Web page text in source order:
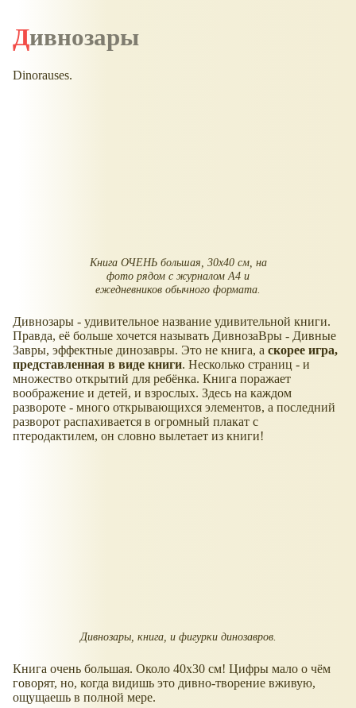
Дивнозары
Dinorauses.
Книга ОЧЕНЬ большая, 30х40 см, на
фото рядом с журналом А4 и
ежедневников обычного формата.
Дивнозары - удивительное название удивительной книги.
Правда, её больше хочется называть ДивнозаВры - Дивные
Завры, эффектные динозавры. Это не книга, а скорее игра,
представленная в виде книги. Несколько страниц - и
множество открытий для ребёнка. Книга поражает
воображение и детей, и взрослых. Здесь на каждом
развороте - много открывающихся элементов, а последний
разворот распахивается в огромный плакат с
птеродактилем, он словно вылетает из книги!
Дивнозары, книга, и фигурки динозавров.
Книга очень большая. Около 40х30 см! Цифры мало о чём
говорят, но, когда видишь это дивно-творение вживую,
ощущаешь в полной мере.